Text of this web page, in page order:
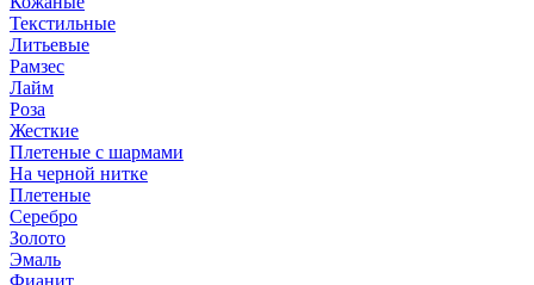
Текстильные
Литьевые
Рамзес
Лайм
Роза
Жесткие
Плетеные с шармами
На черной нитке
Плетеные
Серебро
Золото
Эмаль
Фианит